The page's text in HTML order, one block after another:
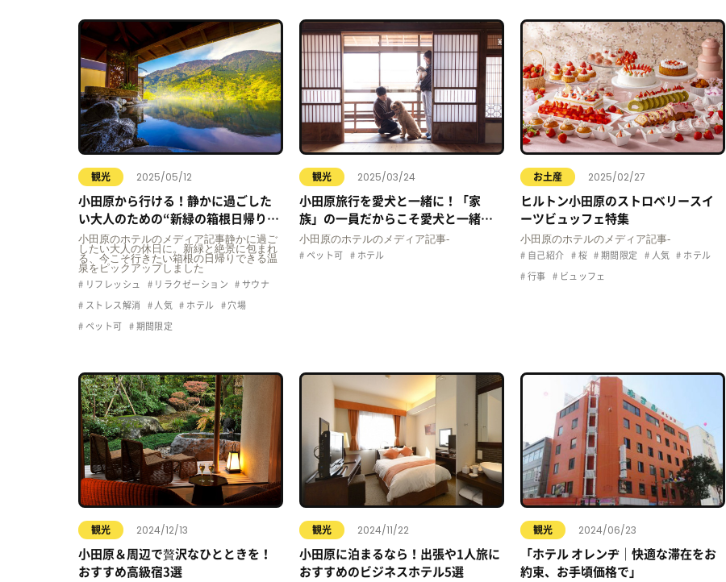
観光 2025/05/12
小田原から行ける！静かに過ごした
い大人のための“新緑の箱根日帰り温
泉”10選
小田原のホテルのメディア記事静かに過ご
したい大人の休日に。新緑と絶景に包まれ
る、今こそ行きたい箱根の日帰りできる温
泉をピックアップしました
リフレッシュ リラクゼーション サウナ
ストレス解消 人気 ホテル 穴場
ペット可 期間限定
観光 2025/03/24
小田原旅行を愛犬と一緒に！「家
族」の一員だからこそ愛犬と一緒に
行く小田原周辺のペット可のホテル3
選
小田原のホテルのメディア記事‐
ペット可 ホテル
お土産 2025/02/27
ヒルトン小田原のストロベリースイ
ーツビュッフェ特集
小田原のホテルのメディア記事-
自己紹介 桜 期間限定 人気 ホテル
行事 ビュッフェ
観光 2024/12/13
小田原＆周辺で贅沢なひとときを！
おすすめ高級宿3選
観光 2024/11/22
小田原に泊まるなら！出張や1人旅に
おすすめのビジネスホテル5選
観光 2024/06/23
「ホテル オレンヂ｜快適な滞在をお
約束、お手頃価格で」